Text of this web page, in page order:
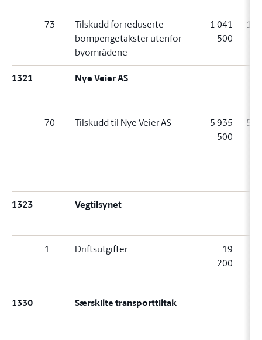
73
Tilskudd for reduserte
bompengetakster utenfor
byområdene
1 041
500
1
1321 Nye Veier AS
70 Tilskudd til Nye Veier AS
5 935
500
5
1323 Vegtilsynet
1 Driftsutgifter
19
200
1330 Særskilte transporttiltak